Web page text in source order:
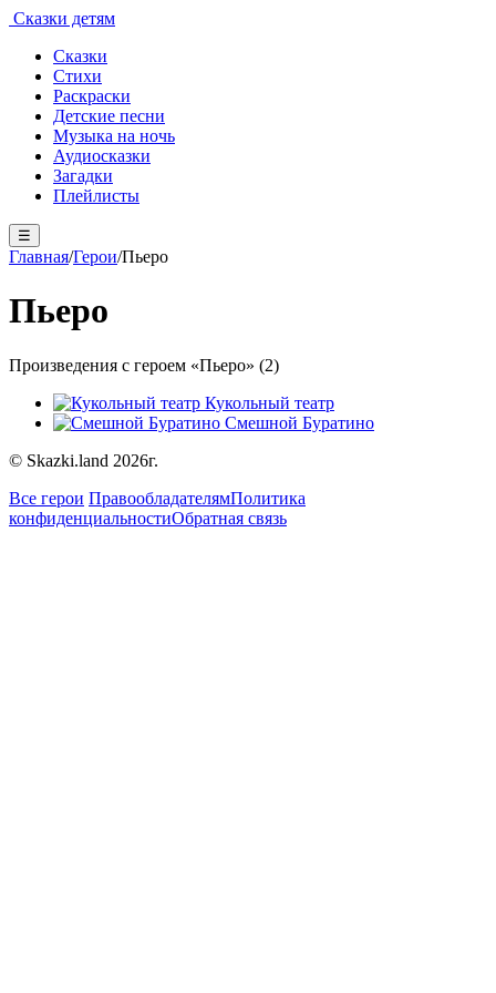
Сказки детям
Сказки
Стихи
Раскраски
Детские песни
Музыка на ночь
Аудиосказки
Загадки
Плейлисты
☰
Главная/Герои/Пьеро
Пьеро
Произведения с героем «Пьеро» (2)
Кукольный театр
Смешной Буратино
© Skazki.land 2026г.
Все герои ПравообладателямПолитика
конфиденциальностиОбратная связь